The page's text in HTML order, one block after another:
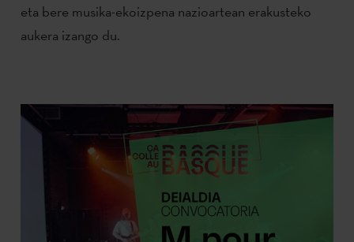
eta bere musika-ekoizpena nazioartean erakusteko
aukera izango du.